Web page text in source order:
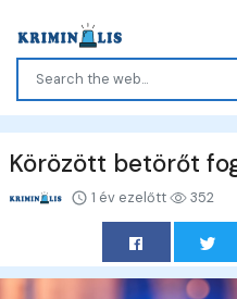
Körözött betörőt
1 év ezelőtt 352